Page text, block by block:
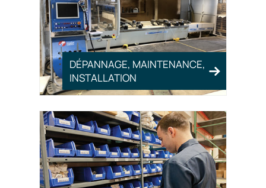
DÉPANNAGE, MAINTENANCE,
INSTALLATION